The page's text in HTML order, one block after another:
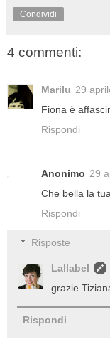
Condividi
4 commenti:
Marilu 29
Fiona è
Rispondi
Anonimo 29
Che bella la
Rispondi
Risposte
Lallabel
grazie
Rispondi